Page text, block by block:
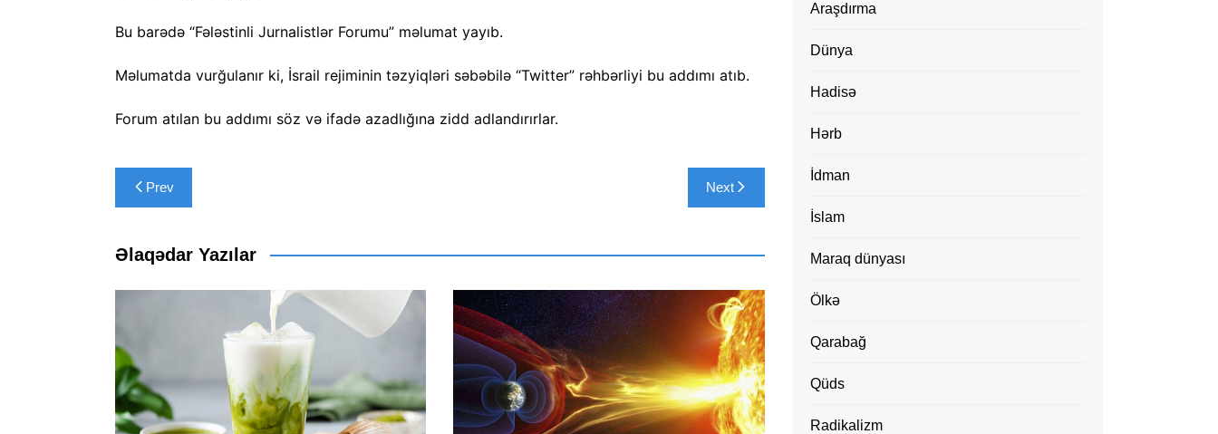
Bu barədə “Fələstinli Jurnalistlər Forumu” məlumat yayıb.
Məlumatda vurğulanır ki, İsrail rejiminin təzyiqləri səbəbilə “Twitter” rəhbərliyi bu addımı atıb.
Forum atılan bu addımı söz və ifadə azadlığına zidd adlandırırlar.
Yazı
naviqasiyası
Prev Next
Əlaqədar Yazılar
Araşdırma
Dünya
Hadisə
Hərb
İdman
İslam
Maraq dünyası
Ölkə
Qarabağ
Qüds
Radikalizm